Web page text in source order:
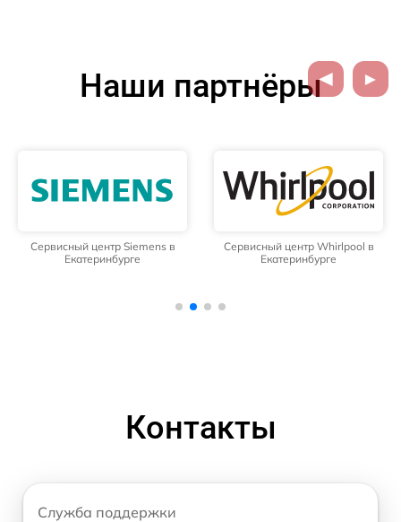
Наши партнёры
Сервисный центр Siemens в
Екатеринбурге
Сервисный центр Whirlpool в
Екатеринбурге
Контакты
Служба поддержки